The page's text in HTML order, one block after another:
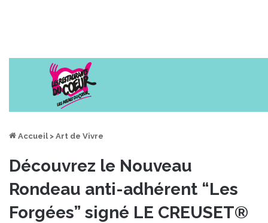
Accueil > Art de Vivre
Découvrez le Nouveau
Rondeau anti-adhérent “Les
Forgées” signé LE CREUSET®